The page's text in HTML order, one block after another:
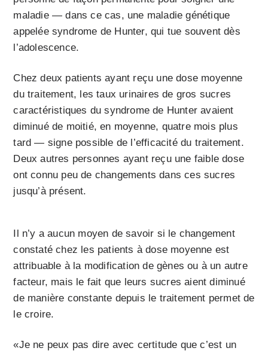
maladie — dans ce cas, une maladie génétique
appelée syndrome de Hunter, qui tue souvent dès
l’adolescence.
Chez deux patients ayant reçu une dose moyenne
du traitement, les taux urinaires de gros sucres
caractéristiques du syndrome de Hunter avaient
diminué de moitié, en moyenne, quatre mois plus
tard — signe possible de l’efficacité du traitement.
Deux autres personnes ayant reçu une faible dose
ont connu peu de changements dans ces sucres
jusqu’à présent.
Il n’y a aucun moyen de savoir si le changement
constaté chez les patients à dose moyenne est
attribuable à la modification de gènes ou à un autre
facteur, mais le fait que leurs sucres aient diminué
de manière constante depuis le traitement permet de
le croire.
«Je ne peux pas dire avec certitude que c’est un